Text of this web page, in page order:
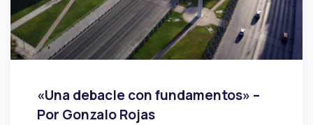
«Una debacle con fundamentos» –
Por Gonzalo Rojas